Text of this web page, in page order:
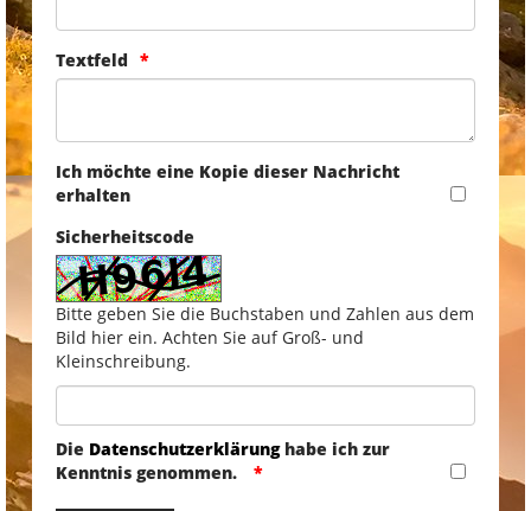
Textfeld
Ich möchte eine Kopie dieser Nachricht
erhalten
Sicherheitscode
Bitte geben Sie die Buchstaben und Zahlen aus dem
Bild hier ein. Achten Sie auf Groß- und
Kleinschreibung.
Die Datenschutzerklärunghabe ich zur
Kenntnis genommen.